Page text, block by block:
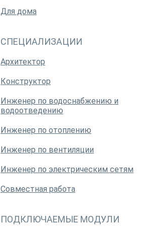
Для дома
СПЕЦИАЛИЗАЦИИ
Архитектор
Конструктор
Инженер по водоснабжению и
водоотведению
Инженер по отоплению
Инженер по вентиляции
Инженер по электрическим сетям
Совместная работа
ПОДКЛЮЧАЕМЫЕ МОДУЛИ